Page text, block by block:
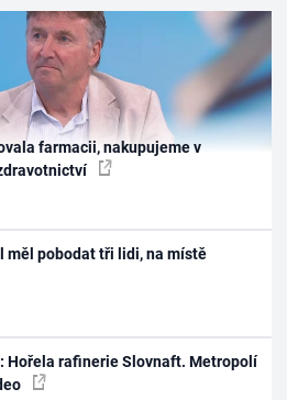
farmacii, nakupujeme v
měl pobodat tři lidi, na místě
Hořela rafinerie Slovnaft. Metropolí